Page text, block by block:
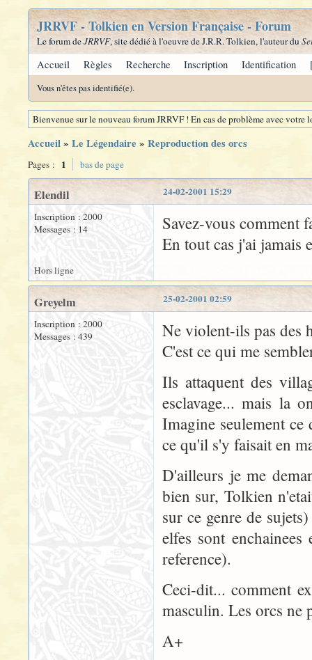
JRRVF - Tolkien en Version Française - Forum
Le forum deJRRVF, site dédié à l'oeuvre de J.R.R. Tolkien, l'auteur du
Accueil Règles Recherche Inscription Identification
Vous n'êtes pas identifié(e).
Bienvenue sur le nouveau forum JRRVF ! En cas de problème avec
Accueil» Le Légendaire » Reproduction des orcs
Pages : 1 bas de page
24-02-2001 15:29
Elendil
Inscription : 2000
Messages : 14
Savez-vous comment
En tout cas j'ai jamais
Hors ligne
25-02-2001 02:59
Greyelm
Inscription : 2000
Messages : 439
Ne violent-ils pas des
C'est ce qui me
Ils attaquent des
esclavage... mais la
Imagine seulement
ce qu'il s'y faisait en
D'ailleurs je me
bien sur, Tolkien
sur ce genre de
elfes sont
reference).
Ceci-dit... comment
masculin. Les orcs ne
A+